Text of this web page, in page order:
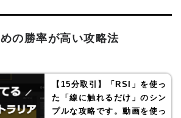
の勝率が高い攻略法
【15分取引】「RSI」を使っ
た「線に触れるだけ」のシン
プルな攻略です。動画を使っ